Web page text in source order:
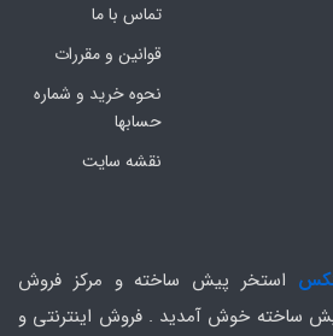
تماس با ما
قوانین و مقررات
نحوه خرید و شماره
حسابها
نقشه سایت
استخر پیش ساخته و مرکز فروش
ساخته خوش آمدید . فروش اینترنتی و